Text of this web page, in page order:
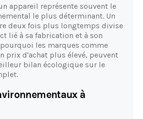
appareil représente souvent le
le plus déterminant. Un
deux fois plus longtemps divise
lié à sa fabrication et à son
pourquoi les marques comme
prix d'achat plus élevé, peuvent
bilan écologique sur le
à